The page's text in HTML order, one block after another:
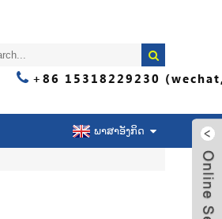
+86 15318229230
ພາສາອັງກິດ